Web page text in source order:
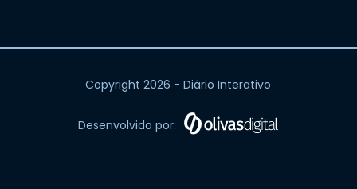
Copyright 2026 - Diário Interativo
Desenvolvido por: